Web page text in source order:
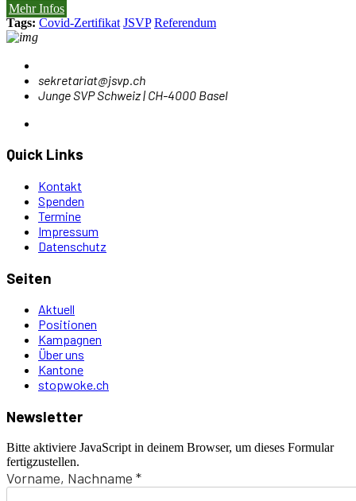
Mehr Infos
Tags: Covid-Zertifikat JSVP Referendum
sekretariat@jsvp.ch
Junge SVP Schweiz | CH-4000 Basel
Quick Links
Kontakt
Spenden
Termine
Impressum
Datenschutz
Seiten
Aktuell
Positionen
Kampagnen
Über uns
Kantone
stopwoke.ch
Newsletter
Bitte aktiviere JavaScript in deinem Browser, um dieses Formular
fertigzustellen.
Vorname, Nachname *